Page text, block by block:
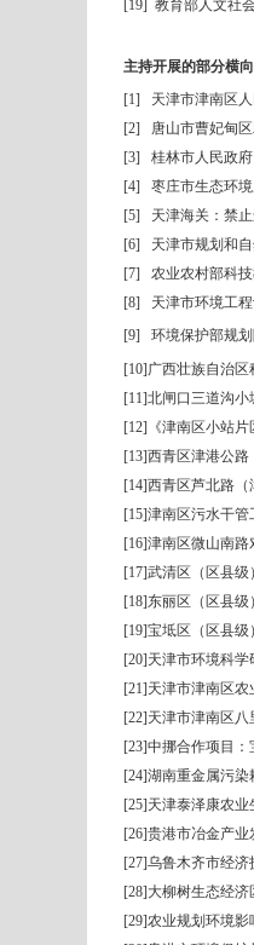
[19] 教育部人文社
主持开展的部分横
[1]
天津市津南区
[2]
唐山市曹妃甸
[3]
桂林市人民政
[4]
枣庄市生态环
[5]
天津海关：禁
[6]
天津市规划和
[7]
农业农村部科
[8]
天津市环境工
[9]
环境保护部规
[10]广西壮族自治区
[11]北闸口三道沟小
[12] 《津南区小站片
[13]西青区津港公路
[14]西青区芦北路（
[15]津南区污水干管
[16]津南区微山南路
[17]武清区（区县级
[18]东丽区（区县级
[19]宝坻区（区县级
[20]天津市环境科
[21]天津市津南区农
[22]天津市津南区八
[23]中挪合作项目：
[24]湖南重金属污染
[25]天津泰泽康农业
[26]贵港市冶金产业
[27]乌鲁木齐市经济
[28]大柳树生态经济
[29]农业规划环境影